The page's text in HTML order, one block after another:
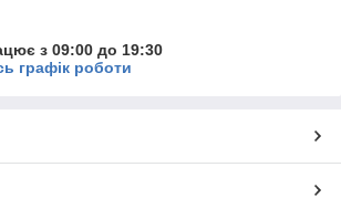
з 09:00 до 19:30
графік роботи